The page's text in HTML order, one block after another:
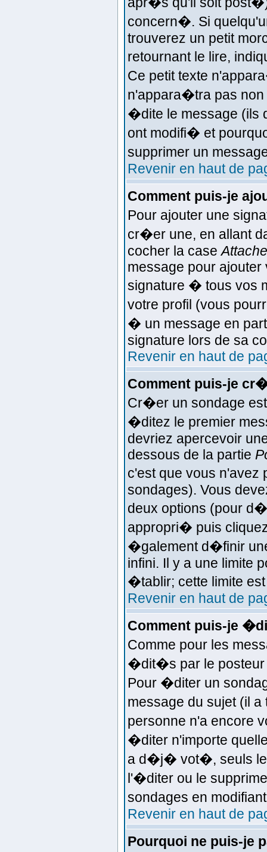
concern�. Si
trouverez un petit
retournant le lire,
Ce petit texte
n'appara�tra pas
�dite le message (ils
ont modifi� et
supprimer un
Revenir en haut de
Comment puis-je
Pour ajouter une
cr�er une, en allant
cocher la case
message pour
signature � tous vos
votre profil (vous
� un message en
signature lors de sa
Revenir en haut de
Comment puis-je
Cr�er un sondage
�ditez le premier
devriez apercevoir
dessous de la partie
c'est que vous
sondages). Vous
deux options (pour
appropri� puis
�galement d�finir
infini. Il y a une limite
�tablir; cette limite
Revenir en haut de
Comment puis-je
Comme pour les
�dit�s par le posteur
Pour �diter un
message du sujet (il
personne n'a encore
�diter n'importe
a d�j� vot�, seuls
l'�diter ou le
sondages en
Revenir en haut de
Pourquoi ne puis-je